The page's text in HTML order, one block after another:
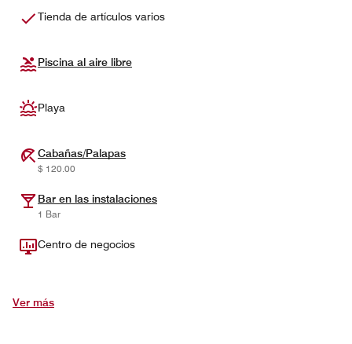
Tienda de artículos varios
Piscina al aire libre
Playa
Cabañas/Palapas
$ 120.00
Bar en las instalaciones
1 Bar
Centro de negocios
Ver más